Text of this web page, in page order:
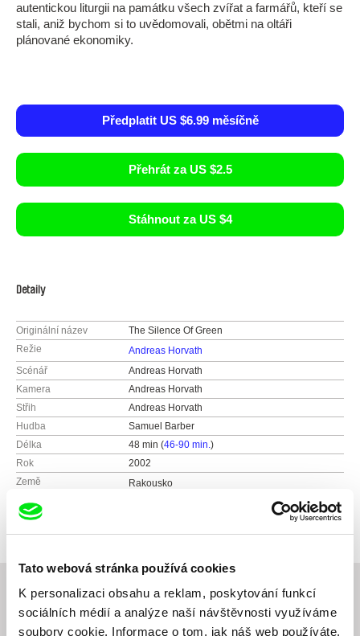
Tato webová stránka používá cookies
K personalizaci obsahu a reklam, poskytování funkcí
sociálních médií a analýze naší návštěvnosti využíváme
soubory cookie. Informace o tom, jak náš web používáte,
autentickou liturgii na památku všech zvířat a farmářů, kteří se
stali, aniž bychom si to uvědomovali, obětmi na oltáři
plánované ekonomiky.
Předplatit US $6.99 měsíčně
Přehrát za US $2.5
Stáhnout za US $4
Detaily
Originální název
The Silence Of Green
Režie
Andreas Horvath
Scénář
Andreas Horvath
Kamera
Andreas Horvath
Střih
Andreas Horvath
Hudba
Samuel Barber
Délka
48 min (46-90 min.)
Rok
2002
Země
Rakousko
Distribuce
Rakousko
e-mail: film@andreas-horvath.com
Související filmy (20)